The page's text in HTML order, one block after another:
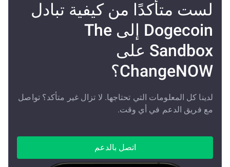
لست متأكدًا من كيفية تبادل
Dogecoin إلى The
Sandbox على
ChangeNOW؟
لدينا كل المعلومات التي تحتاجها. لا تزال غير متأكد؟ تواصل
مع فريق الدعم في أي وقت.
اتصل بالدعم